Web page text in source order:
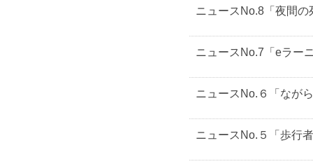
ニュースNo.8「夜間
ニュースNo.7「eラー
ニュースNo.６「なが
ニュースNo.５「歩行